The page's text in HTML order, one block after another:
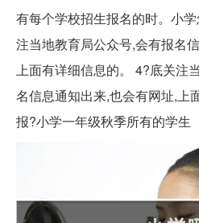
有每个学校招生报名的时。小
注当地教育局公众号,会有报名
上面有详细信息的。 4?️底关注
名信息通知出来,也会有网址,上
报?小学一年级秋季所有的学生